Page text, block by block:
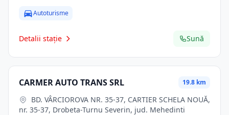
Autoturisme
Detalii stație Sună
CARMER AUTO TRANS SRL 19.8 km
nr. 35-37, Drobeta-Turnu Severin, jud. Mehedinti